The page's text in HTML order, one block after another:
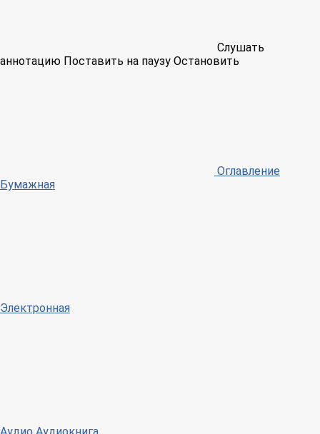
Слушать
аннотацию Поставить на паузу Остановить
Оглавление
Бумажная
Электронная
Аудио Аудиокнига